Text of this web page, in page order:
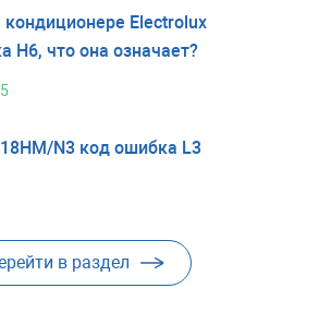
кондиционере Electrolux
H6, что она означает?
N3 код ошибка L3
в раздел